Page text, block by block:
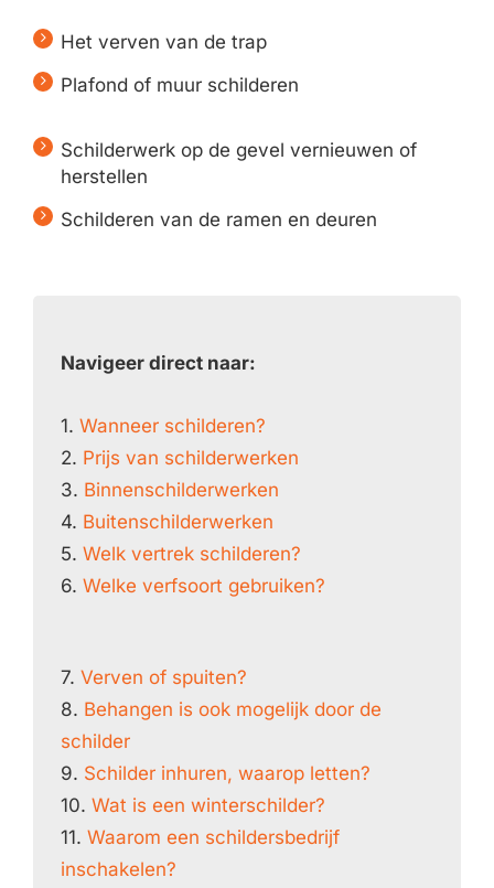
Het verven van de trap
Plafond of muur schilderen
Schilderwerk op de gevel vernieuwen of
herstellen
Schilderen van de ramen en deuren
Navigeer direct naar:
1. Wanneer schilderen?
2. Prijs van schilderwerken
3. Binnenschilderwerken
4. Buitenschilderwerken
5. Welk vertrek schilderen?
6. Welke verfsoort gebruiken?
7. Verven of spuiten?
8. Behangen is ook mogelijk door de
schilder
9. Schilder inhuren, waarop letten?
10. Wat is een winterschilder?
11. Waarom een schildersbedrijf
inschakelen?